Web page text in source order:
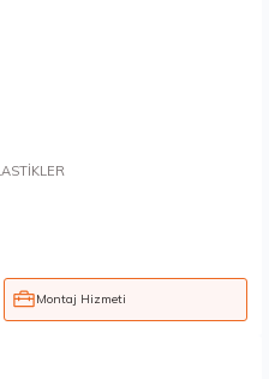
Montaj Hizmeti